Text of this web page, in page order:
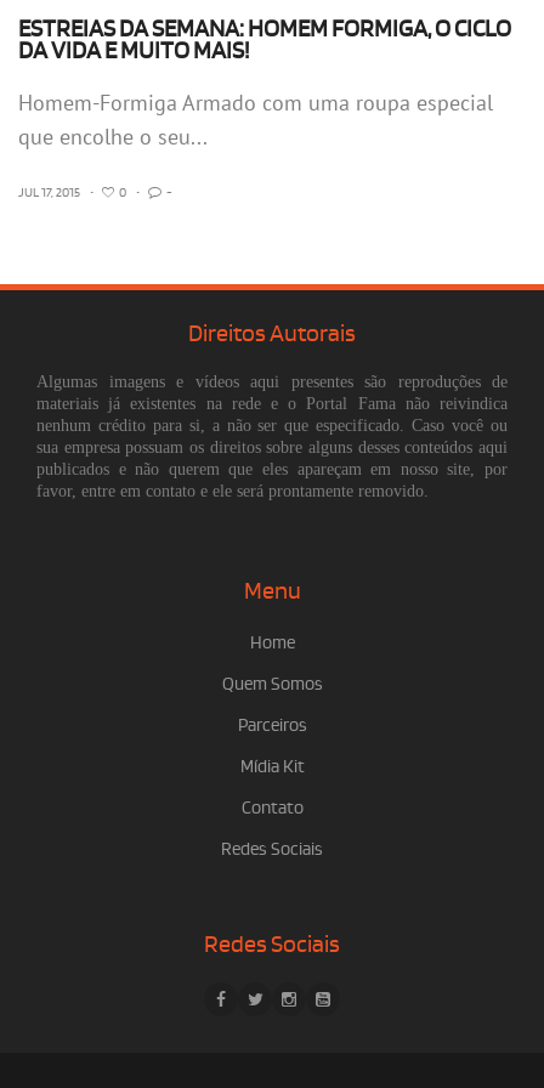
ESTREIAS DA SEMANA: HOMEM FORMIGA, O CICLO
DA VIDA E MUITO MAIS!
Homem-Formiga Armado com uma roupa especial
que encolhe o seu...
JUL 17, 2015 • 0 • -
Direitos Autorais
Algumas imagens e vídeos aqui presentes são reproduções de
materiais já existentes na rede e o Portal Fama não reivindica
nenhum crédito para si, a não ser que especificado. Caso você ou
sua empresa possuam os direitos sobre alguns desses conteúdos aqui
publicados e não querem que eles apareçam em nosso site, por
favor, entre em contato e ele será prontamente removido.
Menu
Home
Quem Somos
Parceiros
Mídia Kit
Contato
Redes Sociais
Redes Sociais